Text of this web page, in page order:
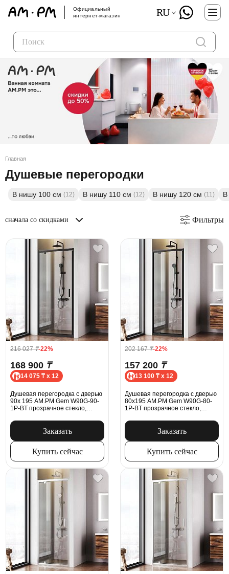
Официальный
интернет-магазин
RU
Главная
Душевые перегородки
В нишу 100 см (12) В нишу 110 см (12) В нишу 120 см (11) В
сначала со скидками Фильтры
216 027₸-22%
168 900 ₸
14 075 ₸ x 12
Душевая перегородка с дверью
90x 195 AM.PM Gem W90G-90-
1P-BT прозрачное стекло,
Заказать
Купить сейчас
202 167₸-22%
157 200 ₸
13 100 ₸ x 12
Душевая перегородка с дверью
80x195 AM.PM Gem W90G-80-
1P-BT прозрачное стекло,
Заказать
Купить сейчас